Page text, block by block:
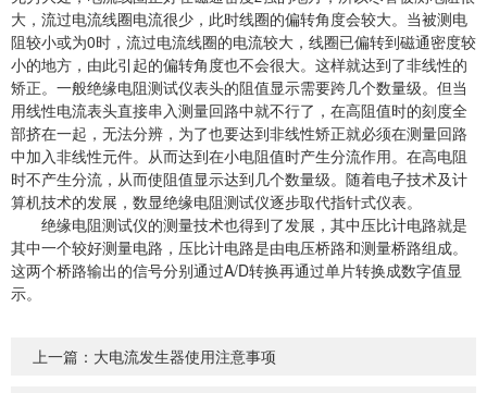
大，流过电流线圈电流很少，此时线圈的偏转角度会较大。当被测电
阻较小或为0时，流过电流线圈的电流较大，线圈已偏转到磁通密度较
小的地方，由此引起的偏转角度也不会很大。这样就达到了非线性的
矫正。一般绝缘电阻测试仪表头的阻值显示需要跨几个数量级。但当
用线性电流表头直接串入测量回路中就不行了，在高阻值时的刻度全
部挤在一起，无法分辨，为了也要达到非线性矫正就必须在测量回路
中加入非线性元件。从而达到在小电阻值时产生分流作用。在高电阻
时不产生分流，从而使阻值显示达到几个数量级。随着电子技术及计
算机技术的发展，数显绝缘电阻测试仪逐步取代指针式仪表。
绝缘电阻测试仪的测量技术也得到了发展，其中压比计电路就是
其中一个较好测量电路，压比计电路是由电压桥路和测量桥路组成。
这两个桥路输出的信号分别通过A/D转换再通过单片转换成数字值显
示。
上一篇： 大电流发生器使用注意事项